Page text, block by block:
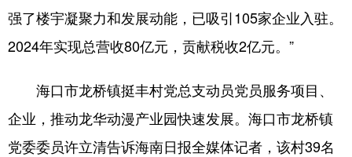
强了楼宇凝聚力和发展动能，已吸引105家企业入驻。
2024年实现总营收80亿元，贡献税收2亿元。”
海口市龙桥镇挺丰村党总支动员党员服务项目、
企业，推动龙华动漫产业园快速发展。海口市龙桥镇
党委委员许立清告诉海南日报全媒体记者，该村39名